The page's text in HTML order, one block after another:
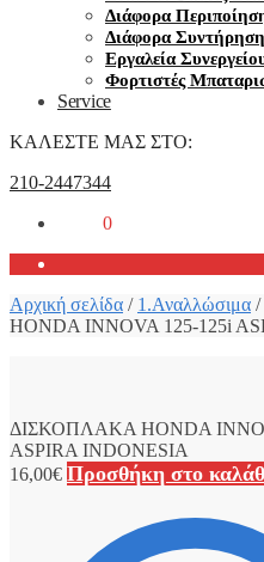
Διάφορα
Διάφορα
Εργαλεία
Φορτιστές
Service
ΚΑΛΕΣΤΕ ΜΑΣ ΣΤΟ:
210-2447344
0
Αρχική σελίδα / 1.Αναλλώσιμα /
HONDA INNOVA 125-125i
ΔΙΣΚΟΠΛΑΚΑ HONDA
ASPIRA INDONESIA
16,00€ Προσθήκη στο